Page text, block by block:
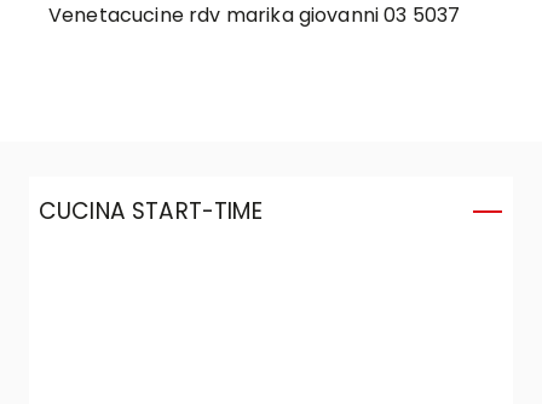
Venetacucine rdv marika giovanni 03 5037
CUCINA START-TIME